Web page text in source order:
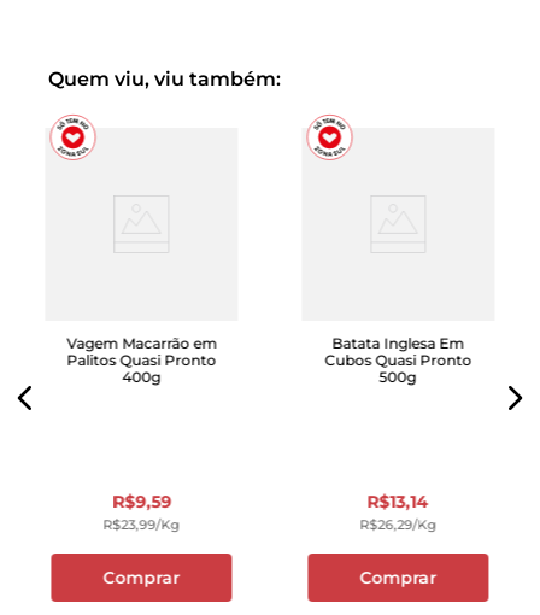
Quem viu, viu também:
Vagem Macarrão em
Palitos Quasi Pronto
400g
R$9,59
R$23,99/kg
Comprar
Batata Inglesa Em
Cubos Quasi Pronto
500g
R$13,14
R$26,29/kg
Comprar